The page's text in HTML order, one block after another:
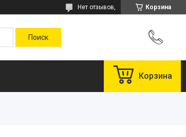
Корзина
Нет отзывов,
Корзина